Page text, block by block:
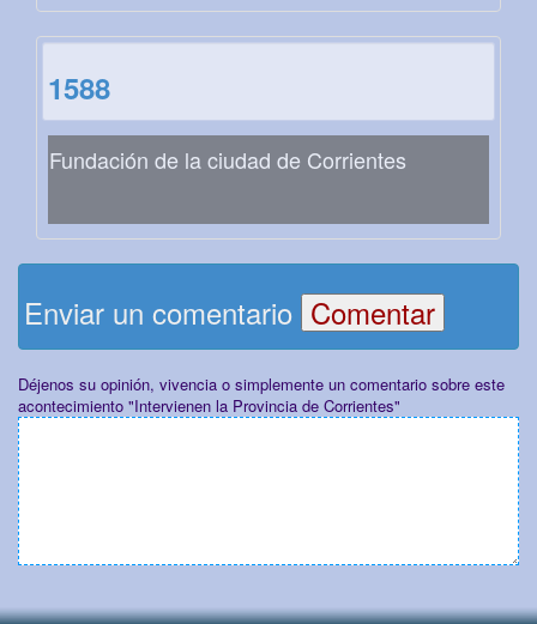
1588
Fundación de la ciudad de Corrientes
Enviar un comentario
Déjenos su opinión, vivencia o simplemente un comentario sobre este
acontecimiento "Intervienen la Provincia de Corrientes"